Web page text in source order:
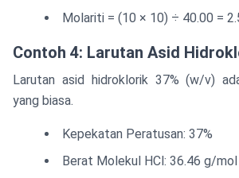
Molariti = (10 × 10) ÷ 40.00 =
Contoh 4: Larutan Asid
Larutan asid hidroklorik 37% (w/v)
yang biasa.
Kepekatan Peratusan: 37%
Berat Molekul HCl: 36.46 g/mol